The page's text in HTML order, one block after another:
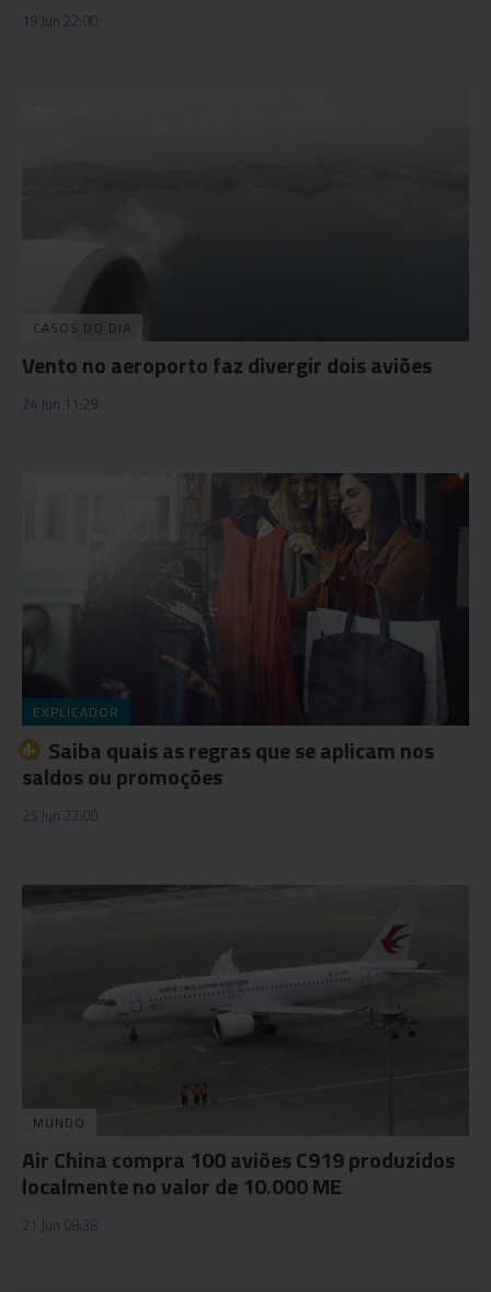
19 Jun 22:00
CASOS DO DIA
Vento no aeroporto faz divergir dois aviões
24 Jun 11:29
EXPLICADOR
Saiba quais as regras que se aplicam nos
saldos ou promoções
25 Jun 22:00
MUNDO
Air China compra 100 aviões C919 produzidos
localmente no valor de 10.000 ME
21 Jun 08:38